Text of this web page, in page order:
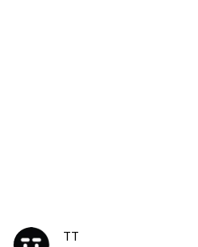
TT